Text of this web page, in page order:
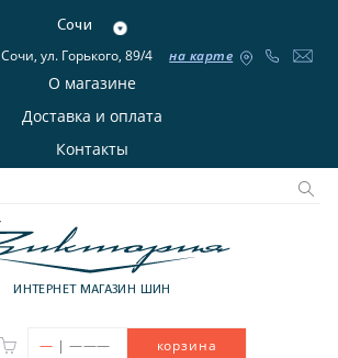
Сочи
Сочи, ул. Горького, 89/4 на карте
О магазине
Доставка и оплата
Контакты
ИНТЕРНЕТ МАГАЗИН ШИН
— | ——— корзина